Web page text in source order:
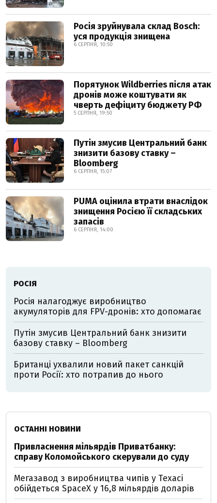
Росія зруйнувала склад Bosch:
уся продукція знищена
6 СЕРПНЯ, 10:50
Порятунок Wildberries після атак
дронів може коштувати як
чверть дефіциту бюджету РФ
5 СЕРПНЯ, 19:50
Путін змусив Центральний банк
знизити базову ставку –
Bloomberg
6 СЕРПНЯ, 15:07
PUMA оцінила втрати внаслідок
знищення Росією її складських
запасів
6 СЕРПНЯ, 14:00
РОСІЯ
Росія налагоджує виробництво
акумуляторів для FPV-дронів: хто допомагає
Путін змусив Центральний банк знизити
базову ставку – Bloomberg
Британці ухвалили новий пакет санкцій
проти Росії: хто потрапив до нього
ОСТАННІ НОВИНИ
Привласнення мільярдів Приватбанку:
справу Коломойського скерували до суду
Мегазавод з виробництва чипів у Техасі
обійдеться SpaceX у 16,8 мільярдів доларів